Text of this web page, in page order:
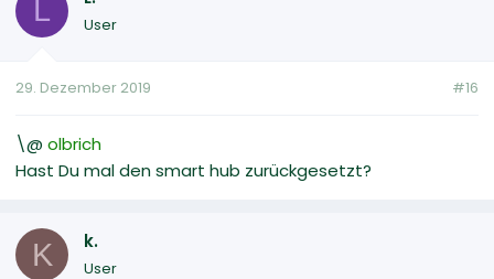
L User
29. Dezember 2019 #16
\@ olbrich
Hast Du mal den smart hub zurückgesetzt?
K k.
User